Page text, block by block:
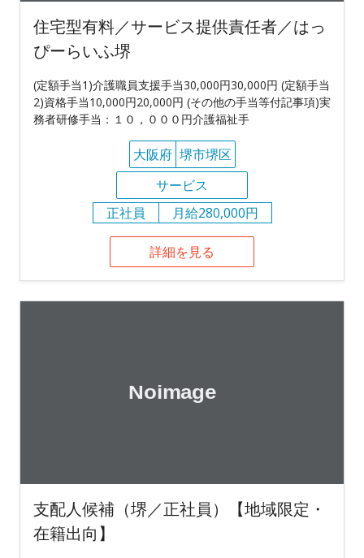
住宅型有料／サービス提供責任者／はっ
ぴーらいふ堺
(定額手当1)介護職員支援手当30,000円30,000円 (定額手当
2)資格手当10,000円20,000円 (その他の手当等付記事項)実
務者研修手当：１０，０００円介護福祉手
大阪府 堺市堺区
サービス
正社員
月給280,000円
詳細を見る
支配人候補（堺／正社員）【地域限定・
在籍出向】